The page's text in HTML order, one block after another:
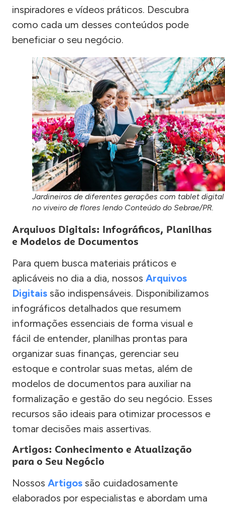
inspiradores e vídeos práticos. Descubra
como cada um desses conteúdos pode
beneficiar o seu negócio.
Jardineiros de diferentes gerações com tablet digital
no viveiro de flores lendo Conteúdo do Sebrae/PR.
Arquivos Digitais: Infográficos, Planilhas
e Modelos de Documentos
Para quem busca materiais práticos e
aplicáveis no dia a dia, nossos Arquivos
Digitais são indispensáveis. Disponibilizamos
infográficos detalhados que resumem
informações essenciais de forma visual e
fácil de entender, planilhas prontas para
organizar suas finanças, gerenciar seu
estoque e controlar suas metas, além de
modelos de documentos para auxiliar na
formalização e gestão do seu negócio. Esses
recursos são ideais para otimizar processos e
tomar decisões mais assertivas.
Artigos: Conhecimento e Atualização
para o Seu Negócio
Nossos Artigos são cuidadosamente
elaborados por especialistas e abordam uma